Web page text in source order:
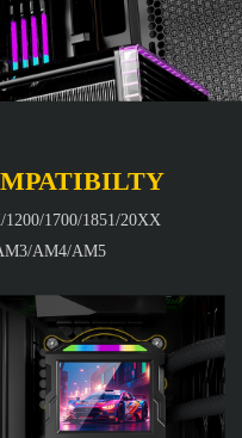
1700/1851/20XX
AM4/AM5